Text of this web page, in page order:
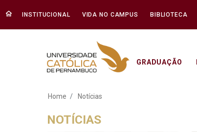
INSTITUCIONAL VIDA NO CAMPUS BIBLIOTECA
GRADUAÇÃO
Notícias - Unicap
Home Notícias
NOTÍCIAS